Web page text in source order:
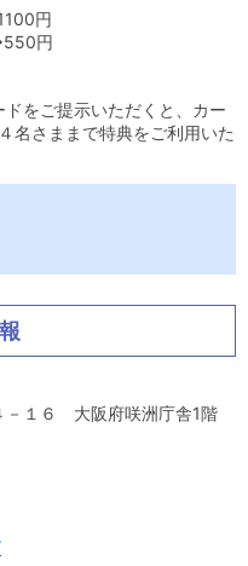
円
円
をご提示いただくと、カー
名さままで特典をご利用いた
－１６ 大阪府咲洲庁舎1階